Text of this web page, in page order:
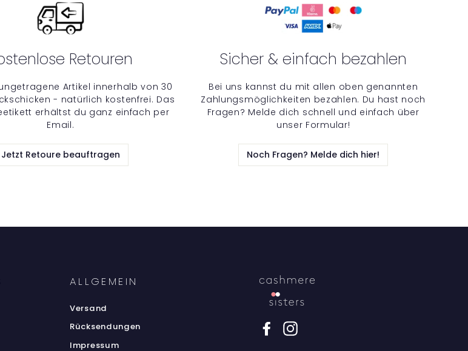
Retouren
Artikel innerhalb von 30
- natürlich kostenfrei. Das
erhältst du ganz einfach per
Email.
Jetzt Retoure beauftragen
Sicher & einfach bezahlen
Bei uns kannst du mit allen oben genannten
Zahlungsmöglichkeiten bezahlen. Du hast noch
Fragen? Melde dich schnell und einfach über
unser Formular!
Noch Fragen? Melde dich hier!
ALLGEMEIN
Versand
Rücksendungen
Impressum
FacebookInstagram